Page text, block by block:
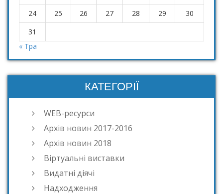
24
25 26 27 28 29
30
31
« Тра
КАТЕГОРІЇ
WEB-ресурси
Архів новин 2017-2016
Архів новин 2018
Віртуальні виставки
Видатні діячі
Надходження